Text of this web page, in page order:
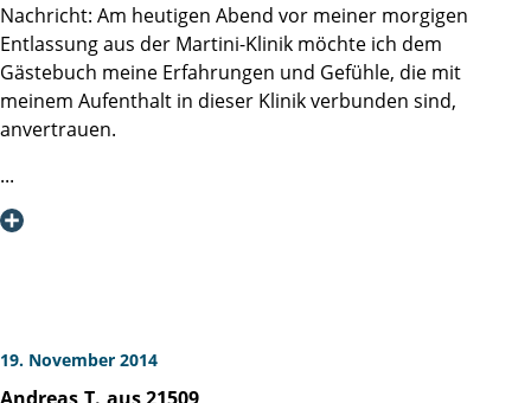
Nachricht: Am heutigen Abend vor meiner morgigen
Entlassung aus der Martini-Klinik möchte ich dem
Gästebuch meine Erfahrungen und Gefühle, die mit
meinem Aufenthalt in dieser Klinik verbunden sind,
anvertrauen.
Erblich vorbelastet habe ich mich seit über 10 Jahren
regelmäßig von meinem Urologen, Dr. Kostelnik, in
mit meiner vererbten „Bürde“ beschäftigt hatte, habe ich
hier und da über die Medien erfahren, dass es eine
19. November 2014